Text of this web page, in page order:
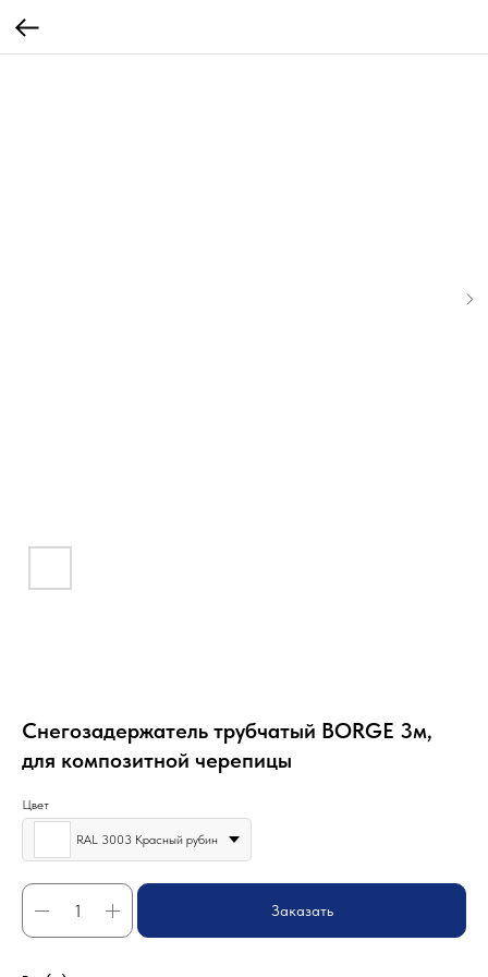
Снегозадержатель трубчатый BORGE 3м,
для композитной черепицы
Цвет
RAL 3003 Красный рубин
Заказать